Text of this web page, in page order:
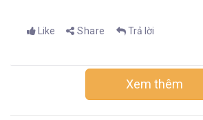
Like Share Trả lời
Xem thêm